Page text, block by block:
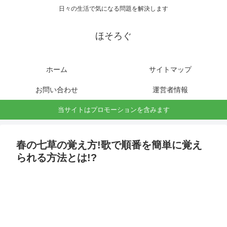
日々の生活で気になる問題を解決します
ほそろぐ
ホーム サイトマップ
お問い合わせ 運営者情報
当サイトはプロモーションを含みます
春の七草の覚え方!歌で順番を簡単に覚え
られる方法とは!?